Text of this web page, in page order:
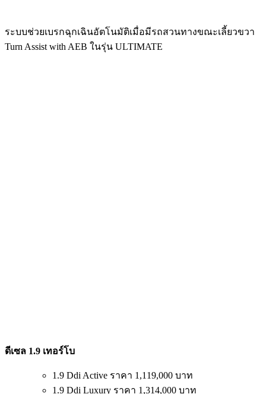
ระบบช่วยเบรกฉุกเฉินอัตโนมัติเมื่อมีรถสวนทางขณะเลี้ยวขวา
Turn Assist with AEB ในรุ่น ULTIMATE
ดีเซล 1.9 เทอร์โบ
1.9 Ddi Active ราคา 1,119,000 บาท
1.9 Ddi Luxury ราคา 1,314,000 บาท